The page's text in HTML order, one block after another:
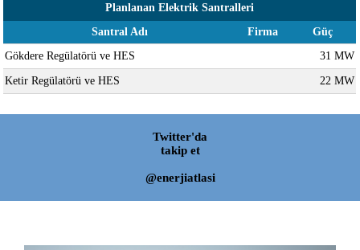
Planlanan Elektrik Santralleri
Santral Adı
Firma
Güç
Gökdere Regülatörü ve HES
31 MW
Ketir Regülatörü ve HES 22 MW
Twitter'da
takip et
@enerjiatlasi